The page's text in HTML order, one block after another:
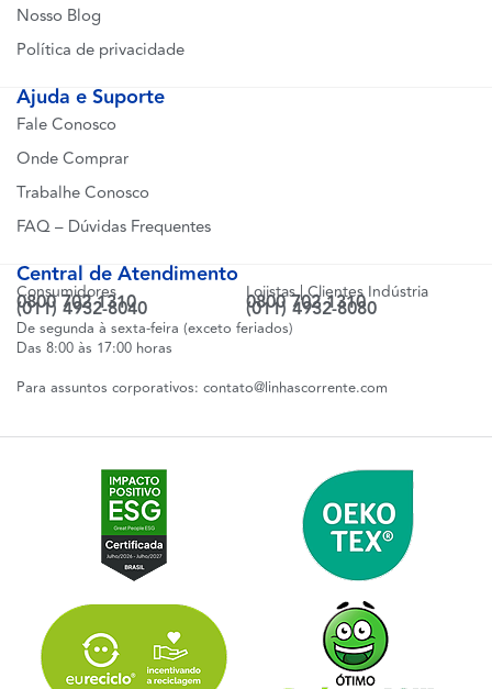
Nosso Blog
Política de privacidade
Ajuda e Suporte
Fale Conosco
Onde Comprar
Trabalhe Conosco
FAQ – Dúvidas Frequentes
Central de Atendimento
Consumidores
0800 702 1310
(011) 4932-8040
Lojistas | Clientes Indústria
0800 702 1310
(011) 4932-8080
De segunda à sexta-feira (exceto feriados)
Das 8:00 às 17:00 horas
Para assuntos corporativos: contato@linhascorrente.com